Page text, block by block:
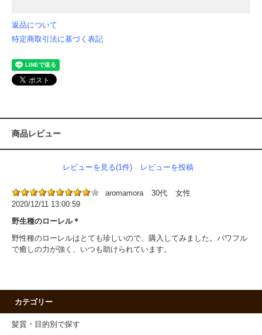
返品について
特定商取引法に基づく表記
商品レビュー
レビューを見る(1件) レビューを投稿
aromamora 30代
女性
2020/12/11 13:00:59
野生種のローレル＊
野性種のローレルはとても珍しいので、購入してみました。パワフル
で癒しの力が強く、いつも助けられています。
カテゴリー
髪質・目的別で探す